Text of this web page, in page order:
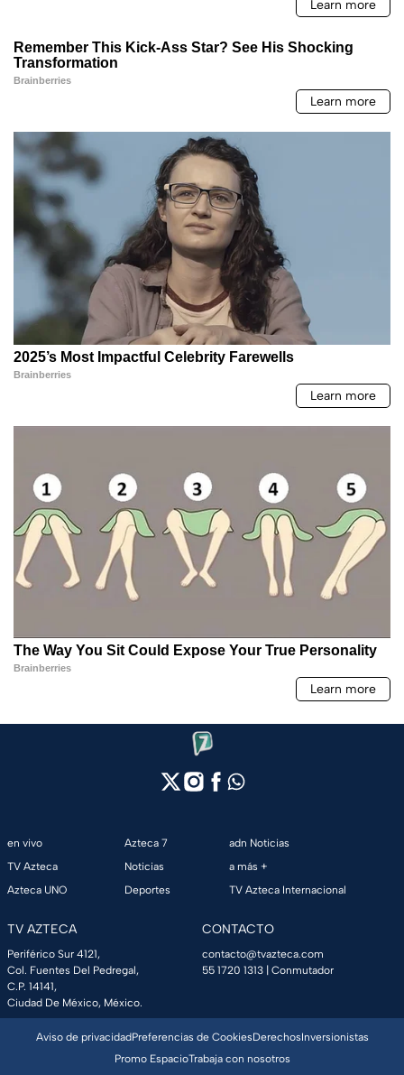
en vivo
TV Azteca
Azteca UNO
Azteca 7
Noticias
Deportes
adn Noticias
a más +
TV Azteca Internacional
TV AZTECA
Periférico Sur 4121,
Col. Fuentes Del Pedregal,
C.P. 14141,
Ciudad De México, México.
CONTACTO
contacto@tvazteca.com
55 1720 1313 | Conmutador
Aviso de privacidadPreferencias de CookiesDerechosInversionistas
Promo EspacioTrabaja con nosotros